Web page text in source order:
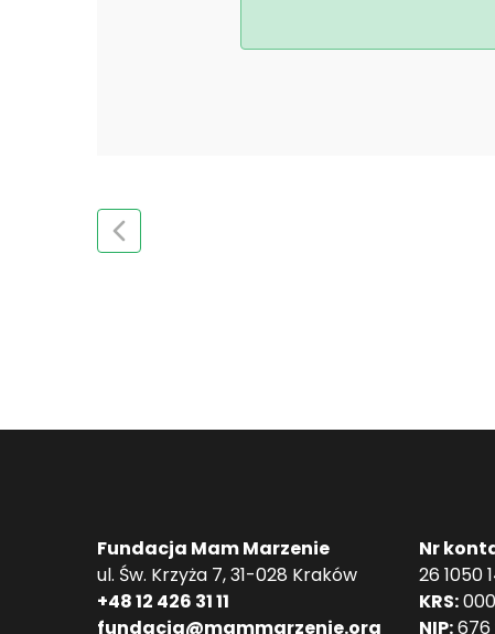
Fundacja Mam Marzenie
ul. Św. Krzyża 7, 31-028 Kraków
+48 12 426 31 11
fundacja@mammarzenie.org
Nr
26 1050
KRS:
NIP:676